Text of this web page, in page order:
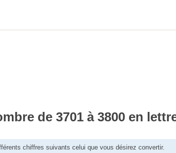
de 3701 à 3800 en
chiffres suivants celui que vous désirez convertir.